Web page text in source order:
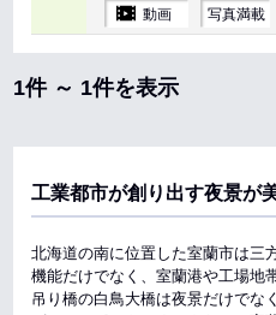
動画 写真満載
1件 ～ 1件を表示
工業都市が創り出す夜景が
北海道の南に位置した室蘭市は三
機能だけでなく、室蘭港や工場地
吊り橋の白鳥大橋は夜景だけでな